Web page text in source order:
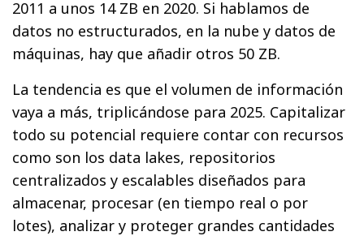
2011 a unos 14 ZB en 2020. Si hablamos de
datos no estructurados, en la nube y datos de
máquinas, hay que añadir otros 50 ZB.
La tendencia es que el volumen de información
vaya a más, triplicándose para 2025. Capitalizar
todo su potencial requiere contar con recursos
como son los data lakes, repositorios
centralizados y escalables diseñados para
almacenar, procesar (en tiempo real o por
lotes), analizar y proteger grandes cantidades